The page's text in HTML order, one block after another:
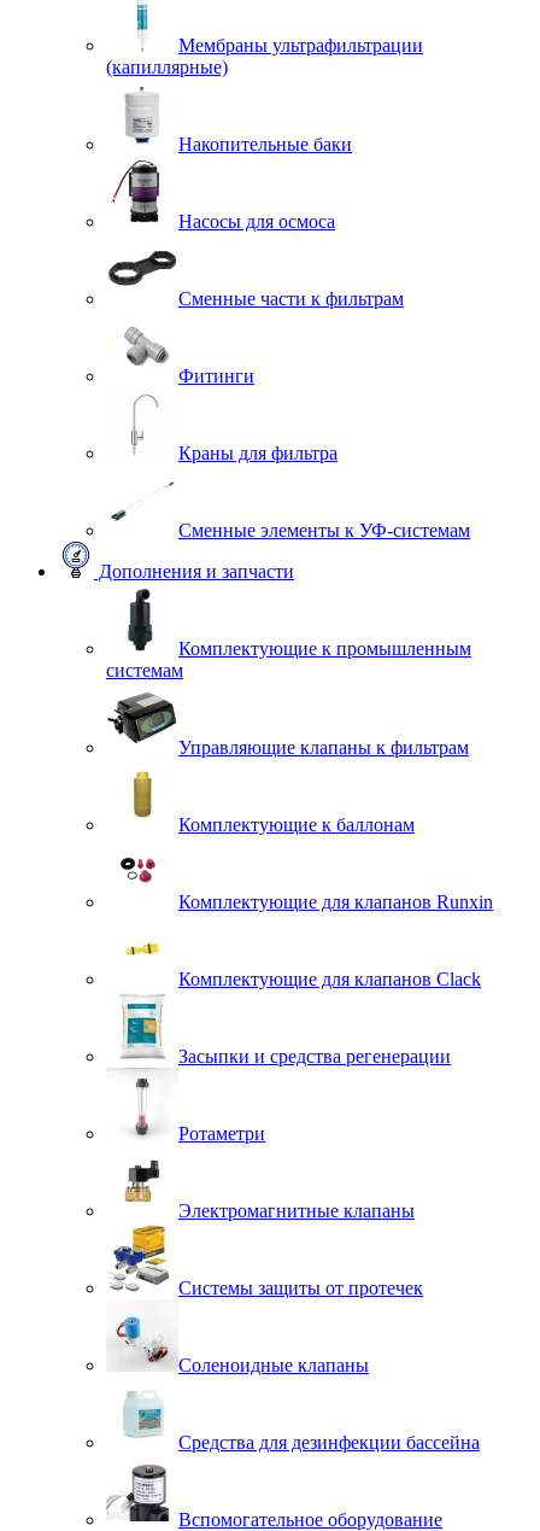
Мембраны ультрафильтрации
(капиллярные)
Накопительные баки
Насосы для осмоса
Сменные части к фильтрам
Фитинги
Краны для фильтра
Сменные элементы к УФ-системам
Дополнения и запчасти
Комплектующие к промышленным
системам
Управляющие клапаны к фильтрам
Комплектующие к баллонам
Комплектующие для клапанов Runxin
Комплектующие для клапанов Clack
Засыпки и средства регенерации
Ротаметри
Электромагнитные клапаны
Системы защиты от протечек
Соленоидные клапаны
Средства для дезинфекции бассейна
Вспомогательное оборудование